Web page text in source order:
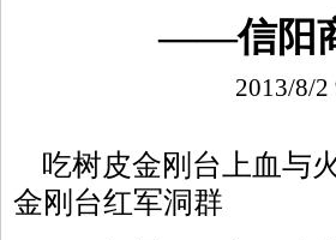
——信阳
2013/8/2
吃树皮金刚台上血与
金刚台红军洞群